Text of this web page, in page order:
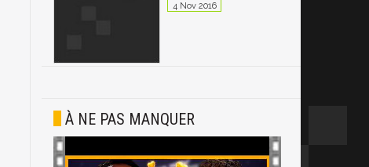
4 Nov 2016
À NE PAS MANQUER